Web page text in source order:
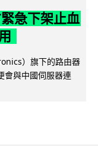
急下架止血
）旗下的路由器
會與中國伺服器連